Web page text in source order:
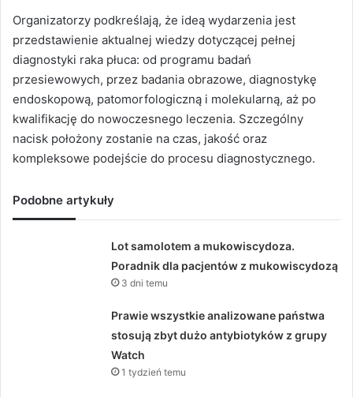
Organizatorzy podkreślają, że ideą wydarzenia jest
przedstawienie aktualnej wiedzy dotyczącej pełnej
diagnostyki raka płuca: od programu badań
przesiewowych, przez badania obrazowe, diagnostykę
endoskopową, patomorfologiczną i molekularną, aż po
kwalifikację do nowoczesnego leczenia. Szczególny
nacisk położony zostanie na czas, jakość oraz
kompleksowe podejście do procesu diagnostycznego.
Podobne artykuły
Lot samolotem a mukowiscydoza.
Poradnik dla pacjentów z mukowiscydozą
3 dni temu
Prawie wszystkie analizowane państwa
stosują zbyt dużo antybiotyków z grupy
Watch
1 tydzień temu